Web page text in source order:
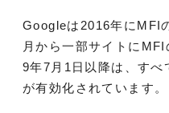
Googleは2016年にMFI
月から一部サイトに
9年7月1日以降は、すべ
が有効化されています。